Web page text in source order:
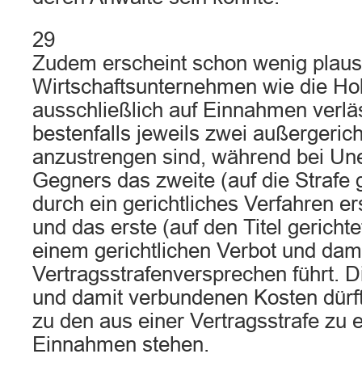
29
Zudem erscheint schon wenig
Wirtschaftsunternehmen wie die
ausschließlich auf Einnahmen
bestenfalls jeweils zwei
anzustrengen sind, während bei
Gegners das zweite (auf die Strafe
durch ein gerichtliches Verfahren
und das erste (auf den Titel
einem gerichtlichen Verbot und
Vertragsstrafenversprechen führt.
und damit verbundenen Kosten
zu den aus einer Vertragsstrafe zu
Einnahmen stehen.